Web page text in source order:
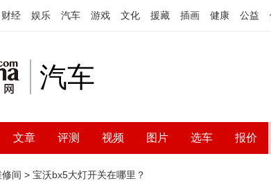
财经 娱乐 汽车 游戏 文化 援藏 插画 健康 公益
汽车
文章 评测 视频 图片 选车 报价
间 > 宝沃bx5大灯开关在哪里？